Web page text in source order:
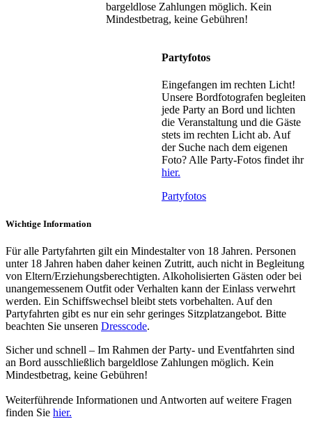
bargeldlose Zahlungen möglich. Kein
Mindestbetrag, keine Gebühren!
Partyfotos
Eingefangen im rechten Licht!
Unsere Bordfotografen begleiten
jede Party an Bord und lichten
die Veranstaltung und die Gäste
stets im rechten Licht ab. Auf
der Suche nach dem eigenen
Foto? Alle Party-Fotos findet ihr
hier.
Partyfotos
Wichtige Information
Für alle Partyfahrten gilt ein Mindestalter von 18 Jahren. Personen
unter 18 Jahren haben daher keinen Zutritt, auch nicht in Begleitung
von Eltern/Erziehungsberechtigten. Alkoholisierten Gästen oder bei
unangemessenem Outfit oder Verhalten kann der Einlass verwehrt
werden. Ein Schiffswechsel bleibt stets vorbehalten. Auf den
Partyfahrten gibt es nur ein sehr geringes Sitzplatzangebot. Bitte
beachten Sie unseren Dresscode.
Sicher und schnell – Im Rahmen der Party- und Eventfahrten sind
an Bord ausschließlich bargeldlose Zahlungen möglich. Kein
Mindestbetrag, keine Gebühren!
Weiterführende Informationen und Antworten auf weitere Fragen
finden Sie hier.